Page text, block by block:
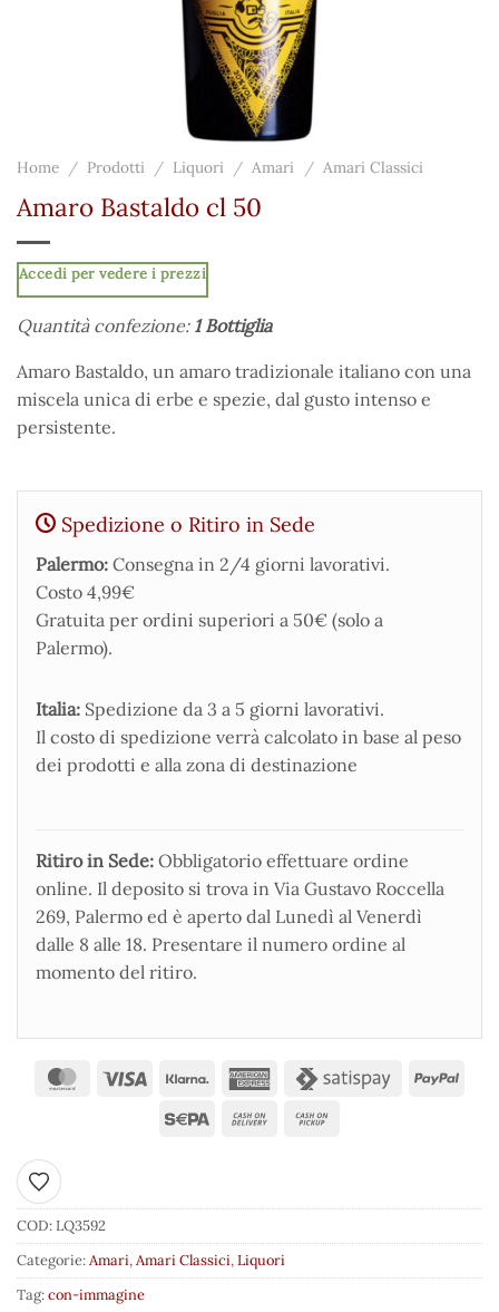
Home / Prodotti / Liquori / Amari / Amari Classici
Amaro Bastaldo cl 50
Accedi per vedere i prezzi
Quantità confezione: 1 Bottiglia
Amaro Bastaldo, un amaro tradizionale italiano con una
miscela unica di erbe e spezie, dal gusto intenso e
persistente.
Spedizione o Ritiro in Sede
Palermo: Consegna in 2/4 giorni lavorativi.
Costo 4,99€
Gratuita per ordini superiori a 50€ (solo a
Palermo).
Italia: Spedizione da 3 a 5 giorni lavorativi.
Il costo di spedizione verrà calcolato in base al peso
dei prodotti e alla zona di destinazione
Ritiro in Sede: Obbligatorio effettuare ordine
online. Il deposito si trova in Via Gustavo Roccella
269, Palermo ed è aperto dal Lunedì al Venerdì
dalle 8 alle 18. Presentare il numero ordine al
momento del ritiro.
Aggiungi ai preferiti
COD:LQ3592
Categorie:Amari,Amari Classici,Liquori
Tag:con-immagine